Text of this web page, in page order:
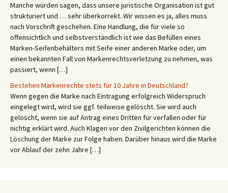
Manche würden sagen, dass unsere juristische Organisation ist gut
strukturiert und … sehr überkorrekt. Wir wissen es ja, alles muss
nach Vorschrift geschehen. Eine Handlung, die für viele so
offensichtlich und selbstverständlich ist wie das Befüllen eines
Marken-Seifenbehälters mit Seife einer anderen Marke oder, um
einen bekannten Fall von Markenrechtsverletzung zu nehmen, was
passiert, wenn […]
Bestehen Markenrechte stets für 10 Jahre in Deutschland?
Wenn gegen die Marke nach Eintragung erfolgreich Widerspruch
eingelegt wird, wird sie ggf. teilweise gelöscht. Sie wird auch
gelöscht, wenn sie auf Antrag eines Dritten für verfallen oder für
nichtig erklärt wird. Auch Klagen vor den Zivilgerichten können die
Löschung der Marke zur Folge haben. Darüber hinaus wird die Marke
vor Ablauf der zehn Jahre […]